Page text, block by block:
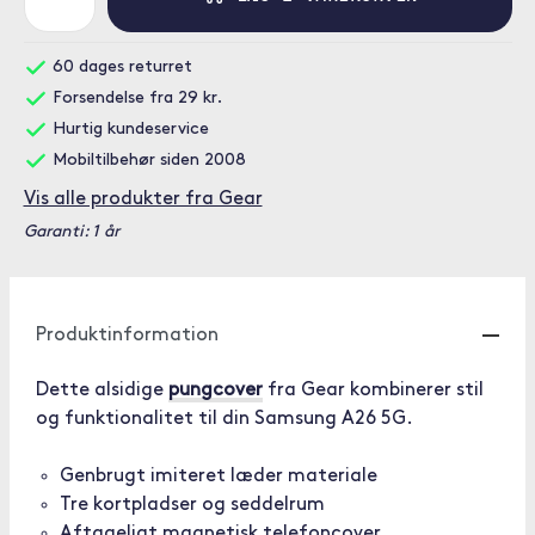
60 dages returret
Forsendelse fra 29 kr.
Hurtig kundeservice
Mobiltilbehør siden 2008
Vis alle produkter fra Gear
Garanti: 1 år
Produktinformation
Dette alsidige pungcover fra Gear kombinerer stil
og funktionalitet til din Samsung A26 5G.
Genbrugt imiteret læder materiale
Tre kortpladser og seddelrum